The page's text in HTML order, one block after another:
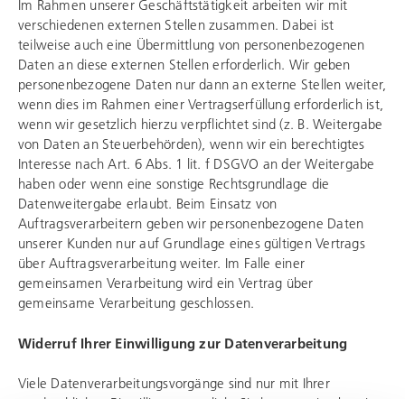
Im Rahmen unserer Geschäftstätigkeit arbeiten wir mit
verschiedenen externen Stellen zusammen. Dabei ist
teilweise auch eine Übermittlung von personenbezogenen
Daten an diese externen Stellen erforderlich. Wir geben
personenbezogene Daten nur dann an externe Stellen weiter,
wenn dies im Rahmen einer Vertragserfüllung erforderlich ist,
wenn wir gesetzlich hierzu verpflichtet sind (z. B. Weitergabe
von Daten an Steuerbehörden), wenn wir ein berechtigtes
Interesse nach Art. 6 Abs. 1 lit. f DSGVO an der Weitergabe
haben oder wenn eine sonstige Rechtsgrundlage die
Datenweitergabe erlaubt. Beim Einsatz von
Auftragsverarbeitern geben wir personenbezogene Daten
unserer Kunden nur auf Grundlage eines gültigen Vertrags
über Auftragsverarbeitung weiter. Im Falle einer
gemeinsamen Verarbeitung wird ein Vertrag über
gemeinsame Verarbeitung geschlossen.
Widerruf Ihrer Einwilligung zur Datenverarbeitung
Viele Datenverarbeitungsvorgänge sind nur mit Ihrer